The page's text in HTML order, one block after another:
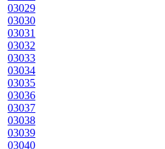
03029
03030
03031
03032
03033
03034
03035
03036
03037
03038
03039
03040